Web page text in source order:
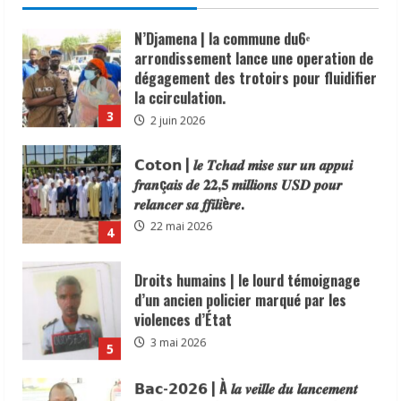
engagement en faveur du
renforcement de la sécurité, de la
cohésion sociale et du vivre-ensemble
dans sa circonscription administrative.
6 juin 2026
3
N’Djamena | la commune du6ᵉ
arrondissement lance une operation de
dégagement des trotoirs pour fluidifier
la ccirculation.
2 juin 2026
4
𝗖𝗼𝘁𝗼𝗻 | 𝒍𝒆 𝑻𝒄𝒉𝒂𝒅 𝒎𝒊𝒔𝒆 𝒔𝒖𝒓 𝒖𝒏 𝒂𝒑𝒑𝒖𝒊
𝒇𝒓𝒂𝒏ç𝒂𝒊𝒔 𝒅𝒆 𝟐𝟐,𝟓 𝒎𝒊𝒍𝒍𝒊𝒐𝒏𝒔 𝑼𝑺𝑫 𝒑𝒐𝒖𝒓
𝒓𝒆𝒍𝒂𝒏𝒄𝒆𝒓 𝒔𝒂 𝒇𝒇𝒊𝒍𝒊è𝒓𝒆.
22 mai 2026
5
Droits humains | le lourd témoignage
d’un ancien policier marqué par les
violences d’État
3 mai 2026
𝗕𝗮𝗰-𝟮𝟬𝟮𝟲 | À 𝒍𝒂 𝒗𝒆𝒊𝒍𝒍𝒆 𝒅𝒖 𝒍𝒂𝒏𝒄𝒆𝒎𝒆𝒏𝒕